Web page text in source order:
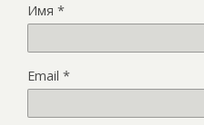
Имя *
Email *